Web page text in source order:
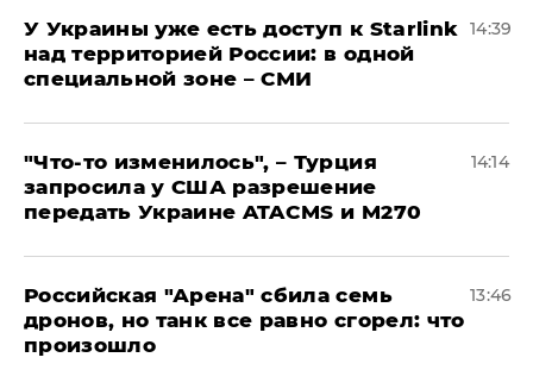
У Украины уже есть доступ к Starlink
над территорией России: в одной
специальной зоне – СМИ
14:39
​"Что-то изменилось", – Турция
запросила у США разрешение
передать Украине ATACMS и M270
14:14
​Российская "Арена" сбила семь
дронов, но танк все равно сгорел: что
произошло
13:46